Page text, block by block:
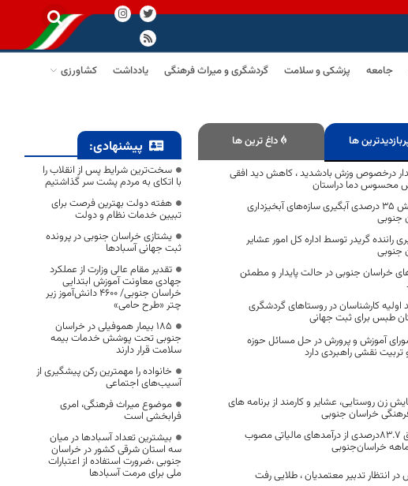
جامعه پزشکی و سلامت گردشگری و میراث فرهنگی یادداشت
کشاورزی
ها داغ ترین ها
درخصوص وزش بادشدید ، کاهش دید افقی
محسوس دما دراستان
افزایش 35 درصدی آبگیری سازه‌های آبخیزداری
جنوبی
راننده گریدر توسط اداره کل امور عشایر
جنوبی
خراسان جنوبی در حالت پایدار و مطمئن
اولیه کارشناسان در روستاهای گردشگری
طبس برای ثبت جهانی
آموزش و پرورش در حل مسائل حوزه
تربیت نقشی راهبردی دارد
زن روستایی، عشایر و کارمند از برنامه های
خراسان جنوبی
تحقق 83.7درصدی از درآمدهای مالیاتی مصوب
خراسان‌جنوبی
انتظار تدبیر معتمدیان ، طلایی رفت
پیشنهادی:
سخت‌ترین شرایط پس از انقلاب را
با اتکای به مردم پشت سر گذاشتیم
هفته دولت بهترین فرصت برای
تبیین خدمات نظام و دولت
یشتازی خراسان جنوبی در پرونده
ثبت جهانی آسبادها
تقدیر مقام عالی وزارت از عملکرد
جهادی معاونت آموزش ابتدایی
خراسان جنوبی/ ۴۶۰۰ دانش‌آموز زیر
چتر «طرح حامی»
۱۸۵ بیمار هموفیلی در خراسان
جنوبی تحت پوشش خدمات بیمه
سلامت قرار دارند
خانواده را مهمترین رکن پیشگیری از
آسیب‌های اجتماعی
موضوع میراث فرهنگی، امری
فرابخشی است
بیشترین تعداد آسبادها در میان
سه استان شرقی کشور در خراسان
جنوبی ،ضرورت استفاده از اعتبارات
ملی برای مرمت آسبادها